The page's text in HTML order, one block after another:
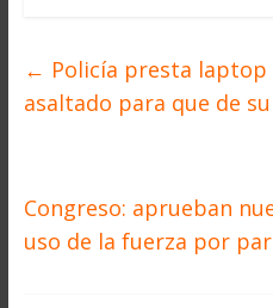
← Policía presta
asaltado para que de
Congreso: aprueban
uso de la fuerza por